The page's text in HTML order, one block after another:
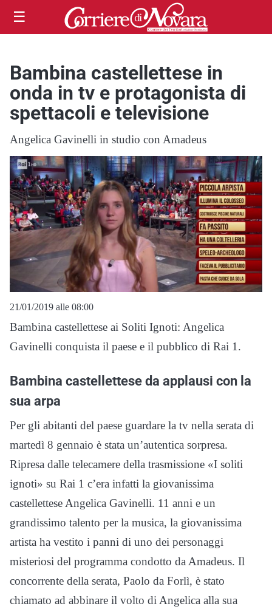
☰
Bambina castellettese in
onda in tv e protagonista di
spettacoli e televisione
Angelica Gavinelli in studio con Amadeus
21/01/2019 alle 08:00
Bambina castellettese ai Soliti Ignoti: Angelica
Gavinelli conquista il paese e il pubblico di Rai 1.
Bambina castellettese da applausi con la
sua arpa
Per gli abitanti del paese guardare la tv nella serata di
martedì 8 gennaio è stata un’autentica sorpresa.
Ripresa dalle telecamere della trasmissione «I soliti
ignoti» su Rai 1 c’era infatti la giovanissima
castellettese Angelica Gavinelli. 11 anni e un
grandissimo talento per la musica, la giovanissima
artista ha vestito i panni di uno dei personaggi
misteriosi del programma condotto da Amadeus. Il
concorrente della serata, Paolo da Forlì, è stato
chiamato ad abbinare il volto di Angelica alla sua